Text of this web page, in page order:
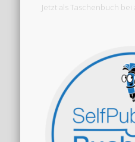
Jetzt als Taschenbuch bei